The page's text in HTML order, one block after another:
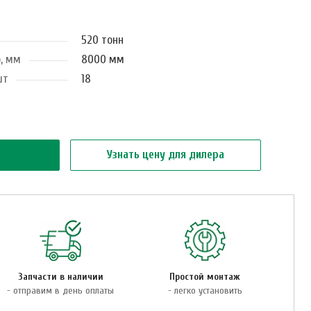
520 тонн
мм
8000 мм
18
Узнать цену для дилера
Запчасти в наличии
- отправим в день оплаты
Простой монтаж
- легко установить